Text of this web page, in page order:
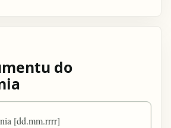
do
[dd.mm.rrrr]